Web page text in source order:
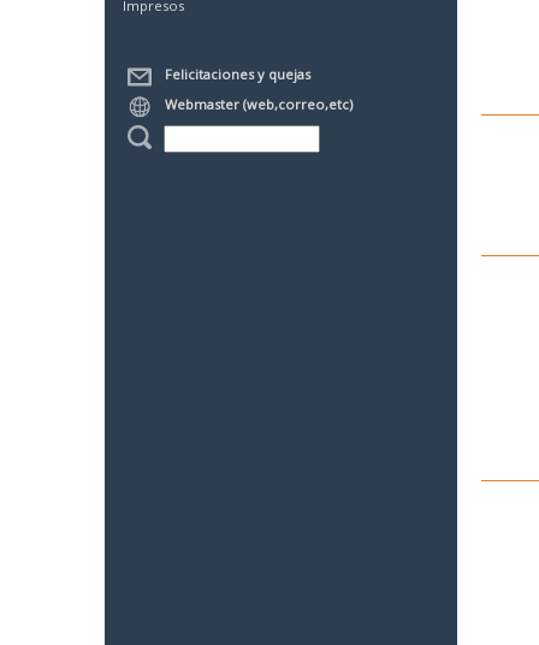
Impresos
Felicitaciones y quejas
Webmaster (web,correo,etc)